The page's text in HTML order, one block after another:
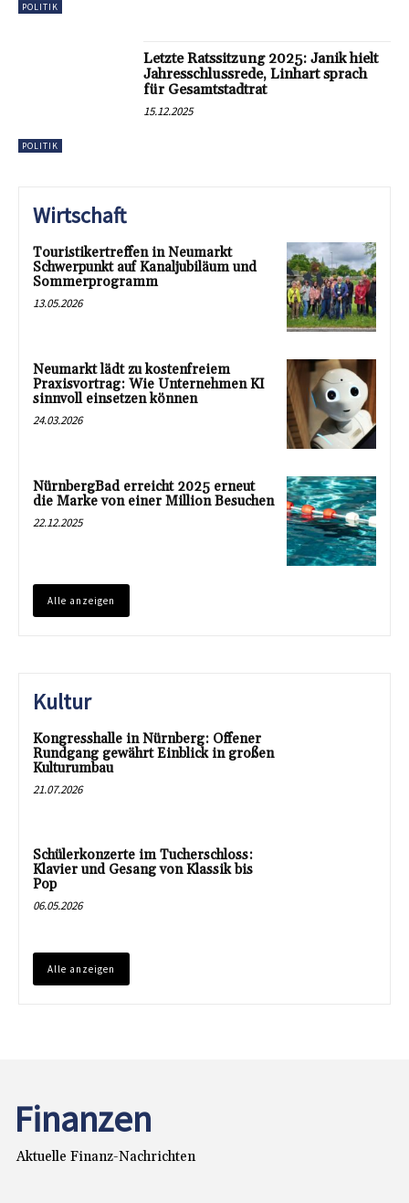
POLITIK
POLITIK
Letzte Ratssitzung 2025: Janik hielt
Jahresschlussrede, Linhart sprach
für Gesamtstadtrat
15.12.2025
Wirtschaft
Touristikertreffen in Neumarkt
Schwerpunkt auf Kanaljubiläum und
Sommerprogramm
13.05.2026
Neumarkt lädt zu kostenfreiem
Praxisvortrag: Wie Unternehmen KI
sinnvoll einsetzen können
24.03.2026
NürnbergBad erreicht 2025 erneut
die Marke von einer Million Besuchen
22.12.2025
Alle anzeigen
Kultur
Kongresshalle in Nürnberg: Offener
Rundgang gewährt Einblick in großen
Kulturumbau
21.07.2026
Schülerkonzerte im Tucherschloss:
Klavier und Gesang von Klassik bis
Pop
06.05.2026
Alle anzeigen
Finanzen
Aktuelle Finanz-Nachrichten